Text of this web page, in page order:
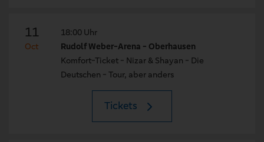
11
Oct
18:00 Uhr
Rudolf Weber-Arena - Oberhausen
Komfort-Ticket - Nizar & Shayan - Die
Deutschen - Tour, aber anders
Tickets